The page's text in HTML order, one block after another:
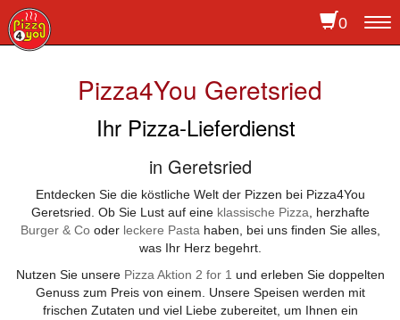
0
Pizza4You Geretsried
Ihr Pizza-Lieferdienst
in Geretsried
Entdecken Sie die köstliche Welt der Pizzen bei Pizza4You
Geretsried. Ob Sie Lust auf eine klassische Pizza , herzhafte
Burger & Cooder leckere Pasta haben, bei uns finden Sie alles,
was Ihr Herz begehrt.
Nutzen Sie unsere Pizza Aktion 2 for 1 und erleben Sie doppelten
Genuss zum Preis von einem. Unsere Speisen werden mit
frischen Zutaten und viel Liebe zubereitet, um Ihnen ein